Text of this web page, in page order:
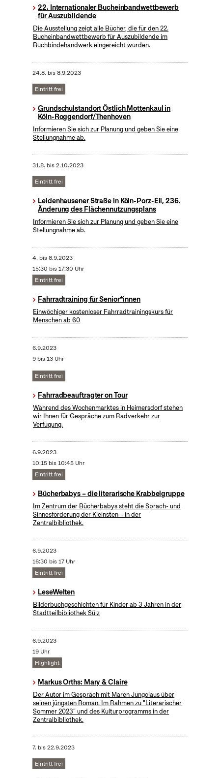
22. Internationaler Bucheinbandwettbewerb
für Auszubildende
Die Ausstellung zeigt alle Bücher, die für den 22.
Bucheinbandwettbewerb für Auszubildende im
Buchbindehandwerk eingereicht wurden.
24.8. bis8.9.2023
Eintritt frei
Grundschulstandort Östlich Mottenkaul in
Köln-Roggendorf/Thenhoven
Informieren Sie sich zur Planung und geben Sie eine
Stellungnahme ab.
31.8. bis2.10.2023
Eintritt frei
Leidenhausener Straße in Köln-Porz-Eil, 236.
Änderung des Flächennutzungsplans
Informieren Sie sich zur Planung und geben Sie eine
Stellungnahme ab.
4. bis8.9.2023
15:30 bis 17:30 Uhr
Eintritt frei
Fahrradtraining für Senior*innen
Einwöchiger kostenloser Fahrradtrainingskurs für
Menschen ab 60
6.9.2023
9 bis 13 Uhr
Eintritt frei
Fahrradbeauftragter on Tour
Während des Wochenmarktes in Heimersdorf stehen
wir Ihnen für Gespräche zum Radverkehr zur
Verfügung.
6.9.2023
10:15 bis 10:45 Uhr
Eintritt frei
Bücherbabys – die literarische Krabbelgruppe
Im Zentrum der Bücherbabys steht die Sprach- und
Sinnesförderung der Kleinsten – in der
Zentralbibliothek.
6.9.2023
16:30 bis 17 Uhr
Eintritt frei
LeseWelten
Bilderbuchgeschichten für Kinder ab 3 Jahren in der
Stadtteilbibliothek Sülz
6.9.2023
19 Uhr
Highlight
Markus Orths: Mary & Claire
Der Autor im Gespräch mit Maren Jungclaus über
seinen jüngsten Roman. Im Rahmen zu "Literarischer
Sommer 2023" und des Kulturprogramms in der
Zentralbibliothek.
7. bis22.9.2023
Eintritt frei